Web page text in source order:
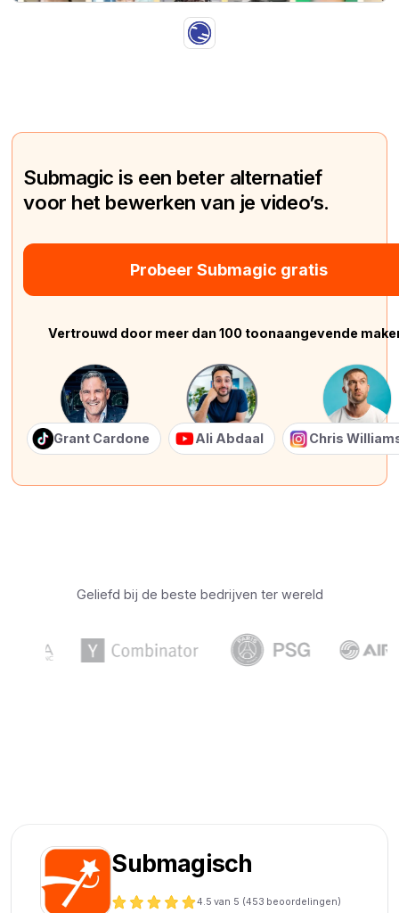
Submagic is een beter alternatief
voor het bewerken van je video’s.
Probeer Submagic gratis
Vertrouwd door meer dan 100 toonaangevende
Grant Cardone Ali Abdaal Chris
Geliefd bij de beste bedrijven ter wereld
Submagisch
4.5 van 5 (453 beoordelingen)